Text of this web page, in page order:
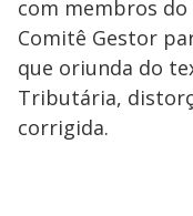
com membros do
Comitê Gestor
que oriunda do
Tributária,
corrigida.